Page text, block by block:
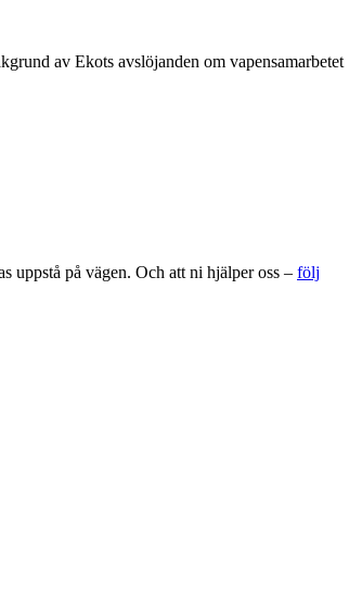
av Ekots avslöjanden om vapensamarbetet
uppstå på vägen. Och att ni hjälper oss – följ